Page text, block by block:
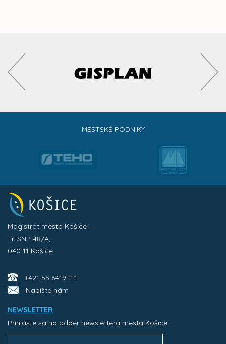
MESTSKÉ PODNIKY
Magistrát mesta Košice
Tr. SNP 48/A,
040 11 Košice
+421 55 6419 111
Napíšte nám
NEWSLETTER
Prihláste sa na odber newslettera mesta Košice: